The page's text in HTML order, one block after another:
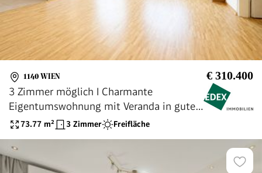
1140 WIEN € 310.400
3 Zimmer möglich I Charmante
Eigentumswohnung mit Veranda in guter
Lage - Nähe U4 Hütteldorf & Hütteldorfer
73.77 m² 3 Zimmer Freifläche